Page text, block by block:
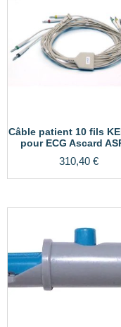
Câble patient 10 fils
pour ECG Ascard
310,40 €